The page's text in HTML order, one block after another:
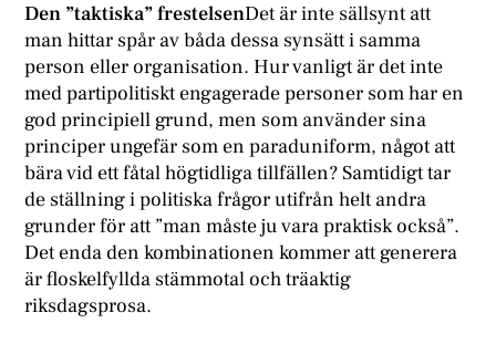
Den ”taktiska” frestelsenDet är inte sällsynt att
man hittar spår av båda dessa synsätt i samma
person eller organisation. Hur vanligt är det inte
med partipolitiskt engagerade personer som har en
god principiell grund, men som använder sina
principer ungefär som en paraduniform, något att
bära vid ett fåtal högtidliga tillfällen? Samtidigt tar
de ställning i politiska frågor utifrån helt andra
grunder för att ”man måste ju vara praktisk också”.
Det enda den kombinationen kommer att generera
är floskelfyllda stämmotal och träaktig
riksdagsprosa.